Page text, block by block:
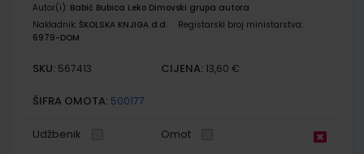
Autor(i): Babić Bubica Leko Dimovski grupa autora
Nakladnik: ŠKOLSKA KNJIGA d.d.
Registarski broj ministarstva:
6979-DOM
SKU: 567413 CIJENA: 13,60 €
ŠIFRA OMOTA: 500177
Udžbenik Omot